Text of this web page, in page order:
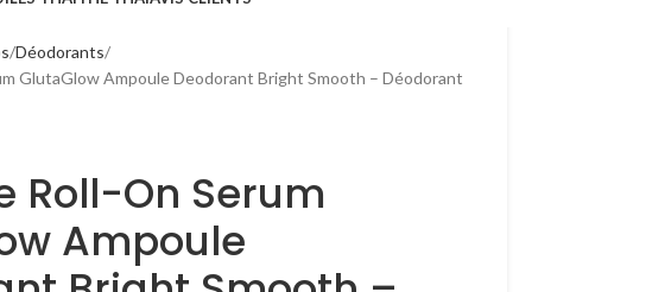
Déodorants
GlutaGlow Ampoule Deodorant Bright Smooth – Déodorant
Roll-On Serum
Ampoule